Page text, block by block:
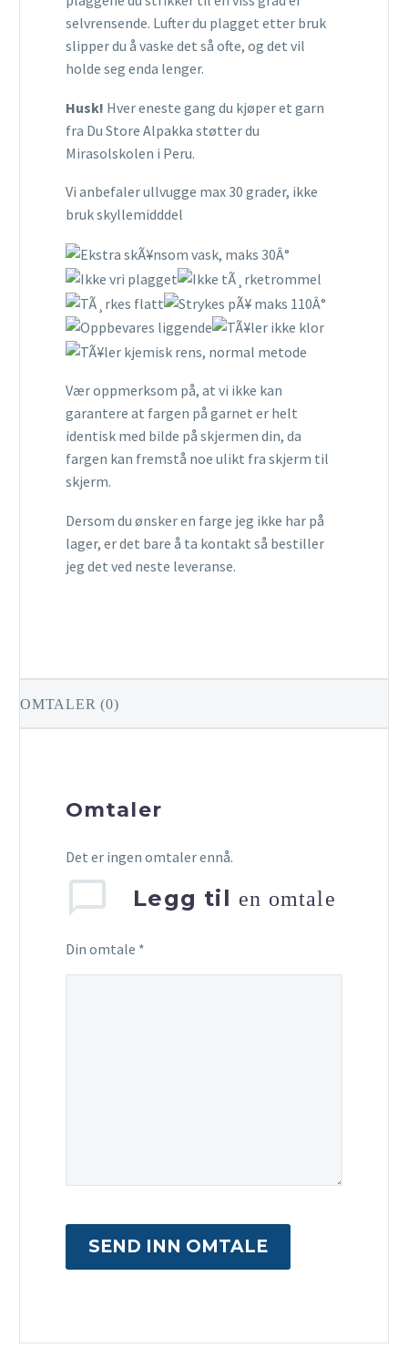
selvrensende. Lufter du plagget etter bruk
slipper du å vaske det så ofte, og det vil
holde seg enda lenger.
Husk! Hver eneste gang du kjøper et garn
fra Du Store Alpakka støtter du
Mirasolskolen i Peru.
Vi anbefaler ullvugge max 30 grader, ikke
bruk skyllemidddel
Vær oppmerksom på, at vi ikke kan
garantere at fargen på garnet er helt
identisk med bilde på skjermen din, da
fargen kan fremstå noe ulikt fra skjerm til
skjerm.
Dersom du ønsker en farge jeg ikke har på
lager, er det bare å ta kontakt så bestiller
jeg det ved neste leveranse.
OMTALER (0)
Omtaler
Det er ingen omtaler ennå.
Legg til en omtale
Din omtale *
SEND INN OMTALE